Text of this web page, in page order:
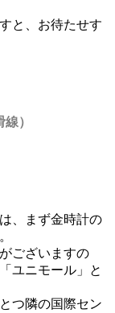
と、お待たせす
）
、まず金時計の
ございますの
ユニモール」と
つ隣の国際セン